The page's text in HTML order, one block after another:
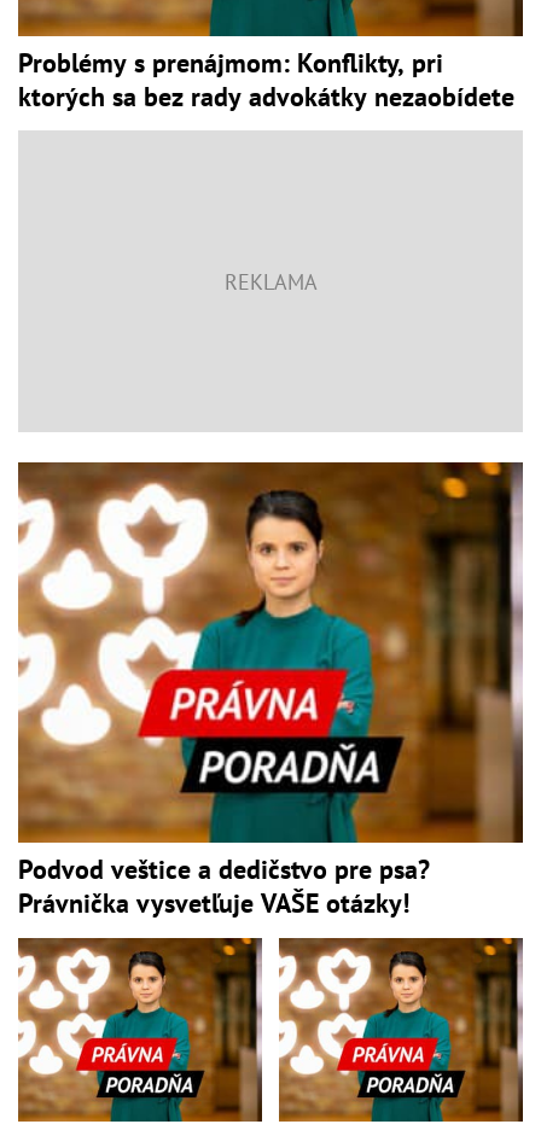
Problémy s prenájmom: Konflikty, pri
ktorých sa bez rady advokátky nezaobídete
Podvod veštice a dedičstvo pre psa?
Právnička vysvetľuje VAŠE otázky!